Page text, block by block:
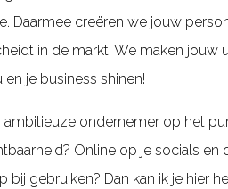
Daarmee creëren we jouw
in de markt. We maken jouw
en je business shinen!
ambitieuze ondernemer op het
Online op je socials en
bij gebruiken? Dan kan ik je hier